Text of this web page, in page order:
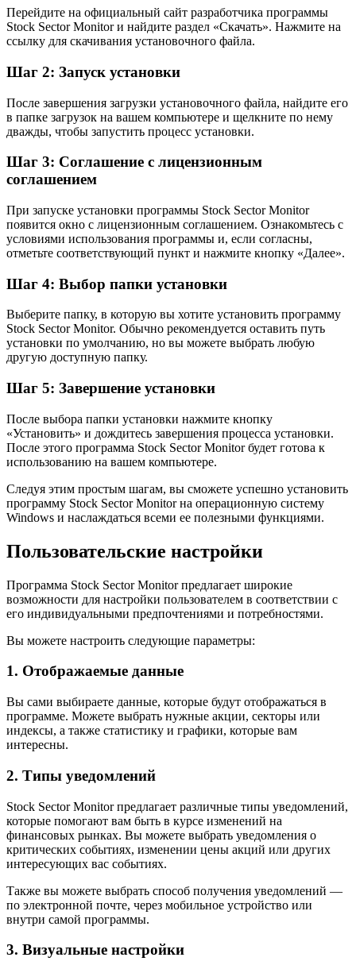
Перейдите на официальный сайт разработчика программы
Stock Sector Monitor и найдите раздел «Скачать». Нажмите на
ссылку для скачивания установочного файла.
Шаг 2: Запуск установки
После завершения загрузки установочного файла, найдите его
в папке загрузок на вашем компьютере и щелкните по нему
дважды, чтобы запустить процесс установки.
Шаг 3: Соглашение с лицензионным
соглашением
При запуске установки программы Stock Sector Monitor
появится окно с лицензионным соглашением. Ознакомьтесь с
условиями использования программы и, если согласны,
отметьте соответствующий пункт и нажмите кнопку «Далее».
Шаг 4: Выбор папки установки
Выберите папку, в которую вы хотите установить программу
Stock Sector Monitor. Обычно рекомендуется оставить путь
установки по умолчанию, но вы можете выбрать любую
другую доступную папку.
Шаг 5: Завершение установки
После выбора папки установки нажмите кнопку
«Установить» и дождитесь завершения процесса установки.
После этого программа Stock Sector Monitor будет готова к
использованию на вашем компьютере.
Следуя этим простым шагам, вы сможете успешно установить
программу Stock Sector Monitor на операционную систему
Windows и наслаждаться всеми ее полезными функциями.
Пользовательские настройки
Программа Stock Sector Monitor предлагает широкие
возможности для настройки пользователем в соответствии с
его индивидуальными предпочтениями и потребностями.
Вы можете настроить следующие параметры:
1. Отображаемые данные
Вы сами выбираете данные, которые будут отображаться в
программе. Можете выбрать нужные акции, секторы или
индексы, а также статистику и графики, которые вам
интересны.
2. Типы уведомлений
Stock Sector Monitor предлагает различные типы уведомлений,
которые помогают вам быть в курсе изменений на
финансовых рынках. Вы можете выбрать уведомления о
критических событиях, изменении цены акций или других
интересующих вас событиях.
Также вы можете выбрать способ получения уведомлений —
по электронной почте, через мобильное устройство или
внутри самой программы.
3. Визуальные настройки